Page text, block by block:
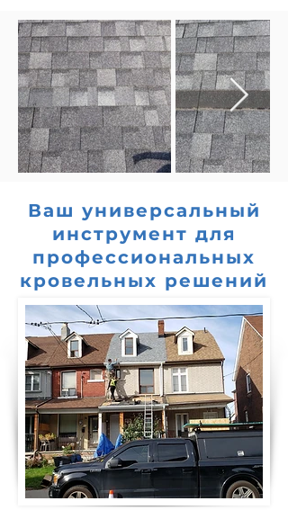
Ваш универсальный
инструмент для
профессиональных
кровельных решений